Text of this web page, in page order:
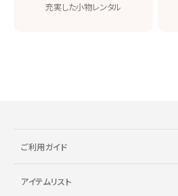
充実した小物レンタル
ご利用ガイド
アイテムリスト